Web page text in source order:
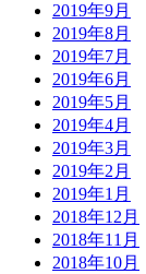
2019年9月
2019年8月
2019年7月
2019年6月
2019年5月
2019年4月
2019年3月
2019年2月
2019年1月
2018年12月
2018年11月
2018年10月